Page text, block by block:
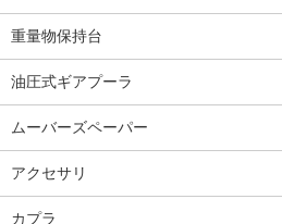
重量物保持台
油圧式ギアプーラ
ムーバーズペーパー
アクセサリ
カプラ